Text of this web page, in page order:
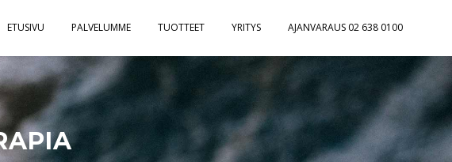
ETUSIVU PALVELUMME TUOTTEET YRITYS AJANVARAUS 02 638 0100